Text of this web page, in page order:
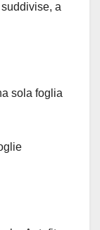
a
sola foglia